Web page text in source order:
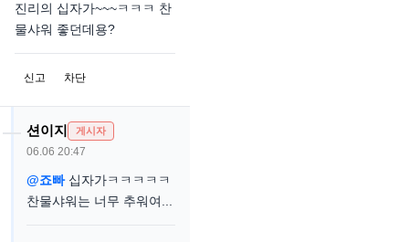
진리의 십자가~~~ㅋㅋㅋ 찬
물샤워 좋던데용?
신고 차단
션이지 게시자
06.06 20:47
@죠빠십자가ㅋㅋㅋㅋㅋ
찬물샤워는 너무 추워여...